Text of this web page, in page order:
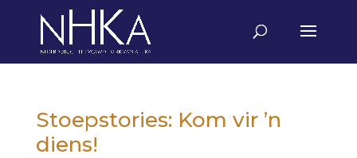
Stoepstories: Kom vir ’n
diens!